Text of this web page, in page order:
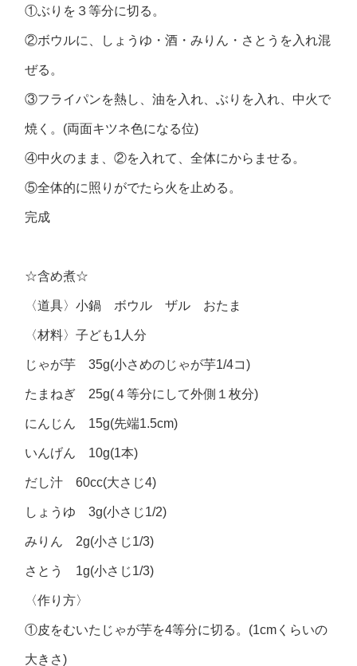
①ぶりを３等分に切る。
②ボウルに、しょうゆ・酒・みりん・さとうを入れ混
ぜる。
③フライパンを熱し、油を入れ、ぶりを入れ、中火で
焼く。(両面キツネ色になる位)
④中火のまま、②を入れて、全体にからませる。
⑤全体的に照りがでたら火を止める。
完成
☆含め煮☆
〈道具〉小鍋 ボウル ザル おたま
〈材料〉子ども1人分
じゃが芋 35g(小さめのじゃが芋1/4コ)
たまねぎ 25g(４等分にして外側１枚分)
にんじん 15g(先端1.5cm)
いんげん 10g(1本)
だし汁 60cc(大さじ4)
しょうゆ 3g(小さじ1/2)
みりん 2g(小さじ1/3)
さとう 1g(小さじ1/3)
〈作り方〉
①皮をむいたじゃが芋を4等分に切る。(1cmくらいの
大きさ)